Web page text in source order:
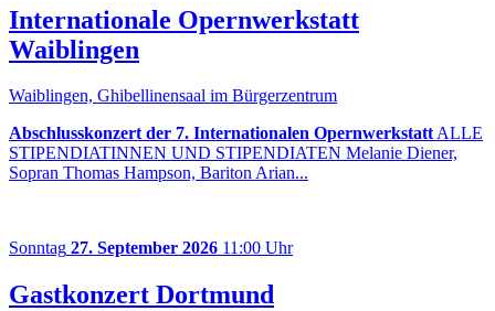
Internationale Opernwerkstatt
Waiblingen
Waiblingen, Ghibellinensaal im Bürgerzentrum
Abschlusskonzert der 7. Internationalen OpernwerkstattALLE
STIPENDIATINNEN UND STIPENDIATEN Melanie Diener,
Sopran Thomas Hampson, Bariton Arian...
Sonntag 27. September 2026 11:00 Uhr
Gastkonzert Dortmund